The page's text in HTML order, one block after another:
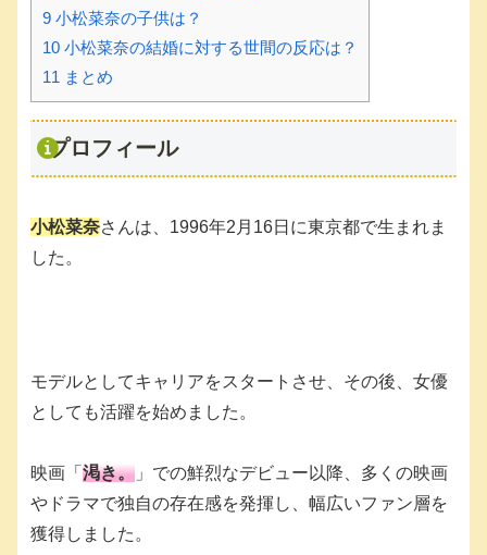
9 小松菜奈の子供は？
10 小松菜奈の結婚に対する世間の反応は？
11 まとめ
プロフィール
小松菜奈さんは、1996年2月16日に東京都で生まれま
した。
モデルとしてキャリアをスタートさせ、その後、女優
としても活躍を始めました。
映画「 渇き。 」での鮮烈なデビュー以降、多くの映画
やドラマで独自の存在感を発揮し、幅広いファン層を
獲得しました。